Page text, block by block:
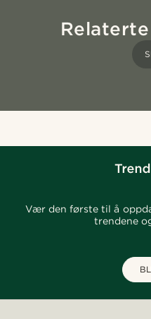
Vær den første til å
trendene